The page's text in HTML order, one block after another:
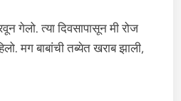
गेलो. त्या दिवसापासून मी रोज
मग बाबांची तब्येत खराब झाली,